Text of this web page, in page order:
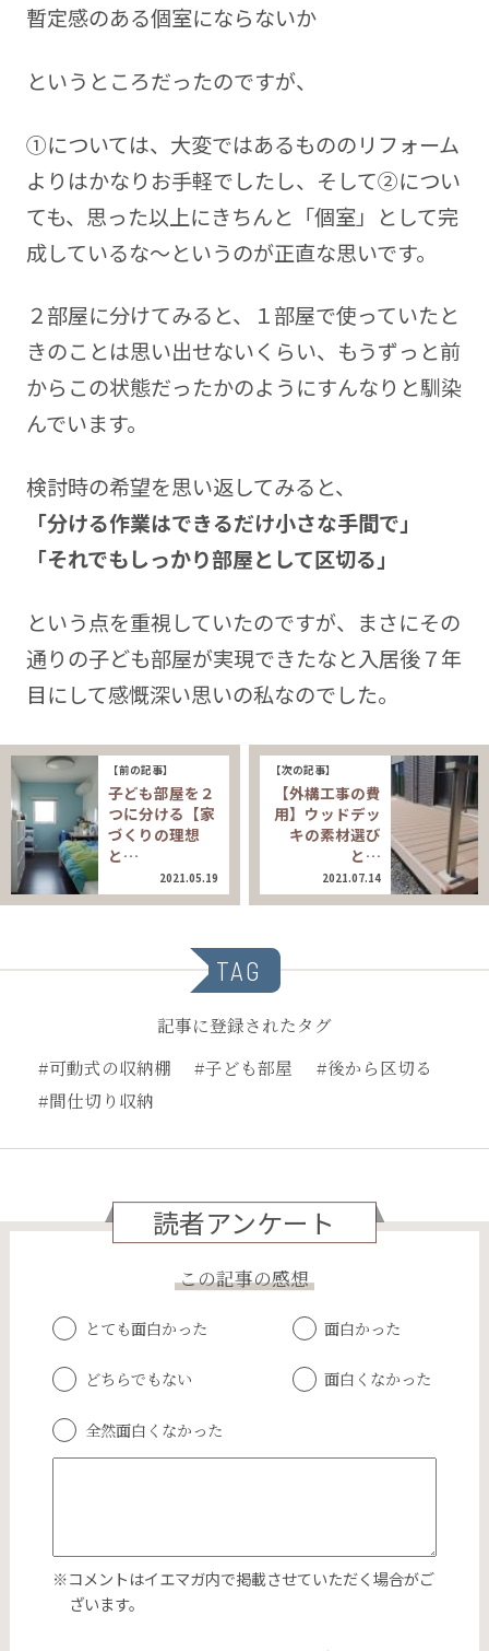
暫定感のある個室にならないか
というところだったのですが、
①については、大変ではあるもののリフォーム
よりはかなりお手軽でしたし、そして②につい
ても、思った以上にきちんと「個室」として完
成しているな～というのが正直な思いです。
２部屋に分けてみると、１部屋で使っていたと
きのことは思い出せないくらい、もうずっと前
からこの状態だったかのようにすんなりと馴染
んでいます。
検討時の希望を思い返してみると、
「分ける作業はできるだけ小さな手間で」
「それでもしっかり部屋として区切る」
という点を重視していたのですが、まさにその
通りの子ども部屋が実現できたなと入居後７年
目にして感慨深い思いの私なのでした。
【前の記事】
子ども部屋を２
つに分ける【家
づくりの理想
と…
2021.05.19
【次の記事】
【外構工事の費
用】ウッドデッ
キの素材選び
と…
2021.07.14
TAG
記事に登録されたタグ
#可動式の収納棚
#子ども部屋
#後から区切る
#間仕切り収納
読者アンケート
この記事の感想
とても面白かった 面白かった
どちらでもない 面白くなかった
全然面白くなかった
※コメントはイエマガ内で掲載させていただく場合がご
ざいます。